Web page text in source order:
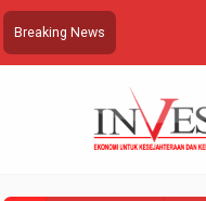
Breaking News